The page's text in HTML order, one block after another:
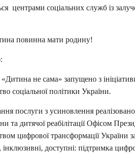
центрами соціальних служб із
повинна мати родину!
не сама» запущено з
соціальної політики України.
послуги з усиновлення
та дитячої реабілітації Офісом
цифрової трансформації
доступні: підтримка